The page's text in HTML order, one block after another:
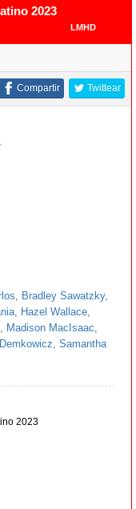
2023
LMHD
Twittear
Compartir
Bradley Sawatzky,
Hazel Wallace
Madison MacIsaac
Samantha